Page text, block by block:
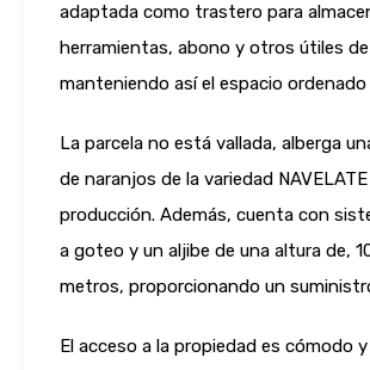
adaptada como trastero para
herramientas, abono y otros útiles de
manteniendo así el espacio
La parcela no está vallada, alberga
de naranjos de la variedad
producción. Además, cuenta con
a goteo y un aljibe de una altura de,
metros, proporcionando un
El acceso a la propiedad es cómodo